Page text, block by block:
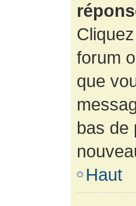
forum
que
bas de
Haut